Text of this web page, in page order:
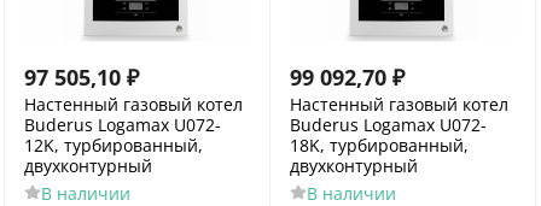
97 505,10 ₽
Настенный газовый котел
Buderus Logamax U072-
12K, турбированный,
двухконтурный
В наличии
99 092,70 ₽
Настенный газовый котел
Buderus Logamax U072-
18K, турбированный,
двухконтурный
В наличии